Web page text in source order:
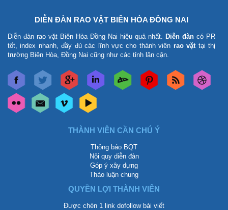
DIỄN ĐÀN RAO VẶT BIÊN HÒA ĐỒNG NAI
Diễn đàn rao vặt Biên Hòa Đồng Nai hiệu quả nhất. Diễn đàn có PR
tốt, index nhanh, đầy đủ các lĩnh vực cho thành viên rao vặt tại thị
trường Biên Hòa, Đồng Nai cũng như các tỉnh lân cận.
THÀNH VIÊN CẦN CHÚ Ý
Thông báo BQT
Nội quy diễn đàn
Góp ý xây dựng
Thảo luận chung
QUYỀN LỢI THÀNH VIÊN
Được chèn 1 link dofollow bài viết